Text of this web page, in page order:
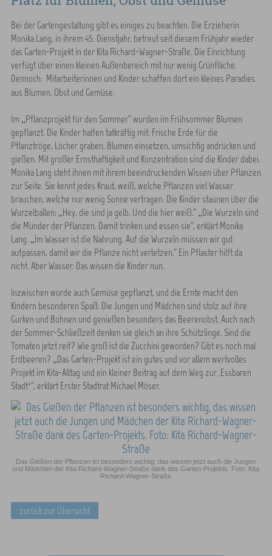
Bei der Gartengestaltung gibt es einiges zu beachten. Die Erzieherin
Monika Lang, in ihrem 45. Dienstjahr, betreut seit diesem Frühjahr wieder
das Garten-Projekt in der Kita Richard-Wagner-Straße. Die Einrichtung
verfügt über einen kleinen Außenbereich mit nur wenig Grünfläche.
Dennoch: Mitarbeiterinnen und Kinder schaffen dort ein kleines Paradies
aus Blumen, Obst und Gemüse.
Im „Pflanzprojekt für den Sommer“ wurden im Frühsommer Blumen
gepflanzt. Die Kinder halfen tatkräftig mit: Frische Erde für die
Pflanztröge, Löcher graben, Blumen einsetzen, umsichtig andrücken und
gießen. Mit großer Ernsthaftigkeit und Konzentration sind die Kinder dabei.
Monika Lang steht ihnen mit ihrem beeindruckenden Wissen über Pflanzen
zur Seite. Sie kennt jedes Kraut, weiß, welche Pflanzen viel Wasser
brauchen, welche nur wenig Sonne vertragen. Die Kinder staunen über die
Wurzelballen: „Hey, die sind ja gelb. Und die hier weiß.“ „Die Wurzeln sind
die Münder der Pflanzen. Damit trinken und essen sie“, erklärt Monika
Lang. „Im Wasser ist die Nahrung. Auf die Wurzeln müssen wir gut
aufpassen, damit wir die Pflanze nicht verletzen.“ Ein Pflaster hilft da
nicht. Aber Wasser. Das wissen die Kinder nun.
Inzwischen wurde auch Gemüse gepflanzt, und die Ernte macht den
Kindern besonderen Spaß. Die Jungen und Mädchen sind stolz auf ihre
Gurken und Bohnen und genießen besonders das Beerenobst. Auch nach
der Sommer-Schließzeit denken sie gleich an ihre Schützlinge. Sind die
Tomaten jetzt reif? Wie groß ist die Zucchini geworden? Gibt es noch mal
Erdbeeren? „Das Garten-Projekt ist ein gutes und vor allem wertvolles
Projekt im Kita-Alltag und ein kleiner Beitrag auf dem Weg zur ,Essbaren
Stadt‘“, erklärt Erster Stadtrat Michael Möser.
Das Gießen der Pflanzen ist besonders wichtig, das wissen jetzt auch die Jungen
und Mädchen der Kita Richard-Wagner-Straße dank des Garten-Projekts. Foto: Kita
Richard-Wagner-Straße
zurück zur Übersicht